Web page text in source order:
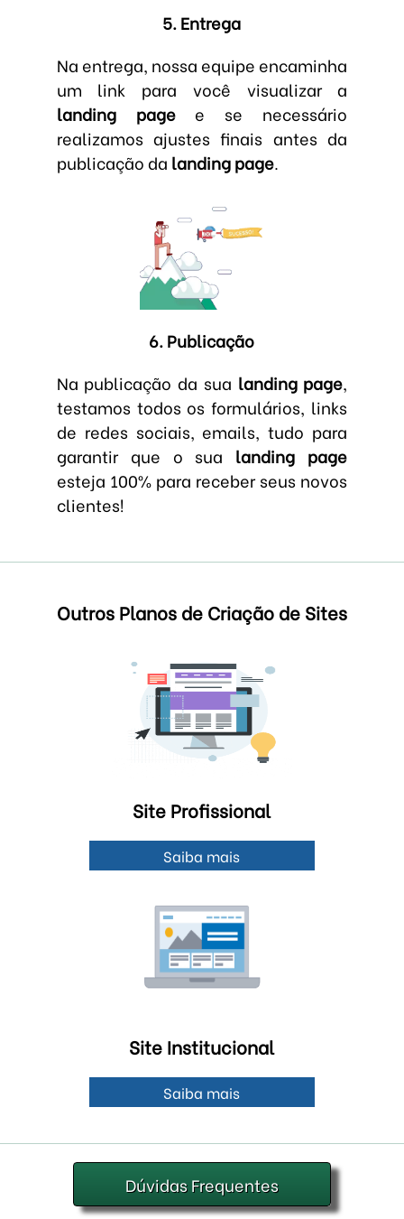
5. Entrega
Na entrega, nossa equipe encaminha
um link para você visualizar a
landing pagee se necessário
realizamos ajustes finais antes da
publicação da landing page.
6. Publicação
Na publicação da sua landing page,
testamos todos os formulários, links
de redes sociais, emails, tudo para
garantir que o sua landing page
esteja 100% para receber seus novos
clientes!
Outros Planos de Criação de Sites
Site Profissional
Saiba mais
Site Institucional
Saiba mais
Dúvidas Frequentes